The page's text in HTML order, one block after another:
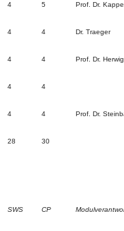
4 5 Prof. Dr.
4 4 Dr. Traeger
4 4 Prof. Dr. Herwig
4 4
4 4 Prof. Dr.
28 30
SWS CP